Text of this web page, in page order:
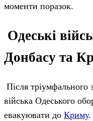
моменти поразок.
Одеські
Донбасу та
Після тріумфального
війська Одеського
евакуювати до Криму.